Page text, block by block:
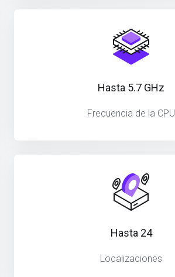
Hasta 5.7 GHz
Frecuencia de la CPU
Hasta 24
Localizaciones